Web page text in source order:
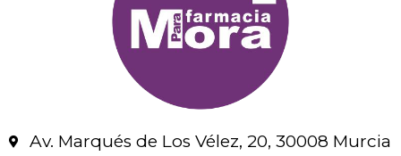
Av. Marqués de Los Vélez, 20, 30008 Murcia